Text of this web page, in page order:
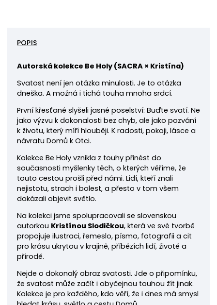
POPIS
Autorská kolekce Be Holy (SACRA × Kristína)
Svatost není jen otázka minulosti. Je to otázka
dneška. A možná i tichá touha mnoha srdcí.
První křesťané slyšeli jasné poselství: Buďte svatí. Ne
jako výzvu k dokonalosti bez chyb, ale jako pozvání
k životu, který míří hlouběji. K radosti, pokoji, lásce a
návratu Domů k Otci.
Kolekce Be Holy vznikla z touhy přinést do
současnosti myšlenky těch, o kterých věříme, že
touto cestou prošli před námi. Lidí, kteří znali
nejistotu, strach i bolest, a přesto v tom všem
dokázali objevit světlo.
Na kolekci jsme spolupracovali se slovenskou
autorkou Kristínou Slodičkou, která ve své tvorbě
propojuje ilustraci, řemeslo, písmo, fotografii a cit
pro krásu ukrytou v krajině, příbězích lidí, životě a
přírodě.
Nejde o dokonalý obraz svatosti. Jde o připomínku,
že svatost může začít i obyčejnou touhou žít jinak.
Kolekce je pro každého, kdo věří, že i dnes má smysl